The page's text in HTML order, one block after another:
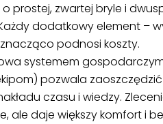
o prostej, zwartej bryle i
dodatkowy element –
podnosi koszty.
systemem
pozwala
czasu i wiedzy.
ale daje większy komfort i